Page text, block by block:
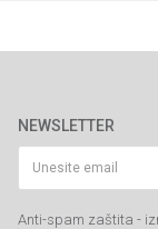
NEWSLETTER
Anti-spam zaštita -